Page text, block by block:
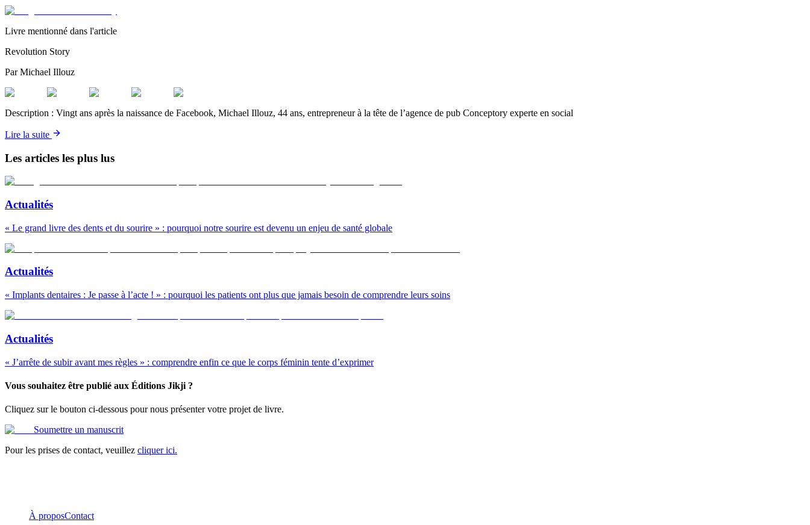
Livre mentionné dans l'article
Revolution Story
ParMichael Illouz
Description : Vingt ans après la naissance de Facebook, Michael Illouz, 44 ans, entrepreneur à la tête de l’agence de pub Conceptory experte en social
Lire la suite
Les articles les plus lus
Actualités
« Le grand livre des dents et du sourire » : pourquoi notre sourire est devenu un enjeu de santé globale
Actualités
« Implants dentaires : Je passe à l’acte ! » : pourquoi les patients ont plus que jamais besoin de comprendre leurs soins
Actualités
« J’arrête de subir avant mes règles » : comprendre enfin ce que le corps féminin tente d’exprimer
Vous souhaitez être publié aux Éditions Jikji ?
Cliquez sur le bouton ci-dessous pour nous présenter votre projet de livre.
Soumettre un manuscrit
Pour les prises de contact, veuillez cliquer ici.
À proposContact